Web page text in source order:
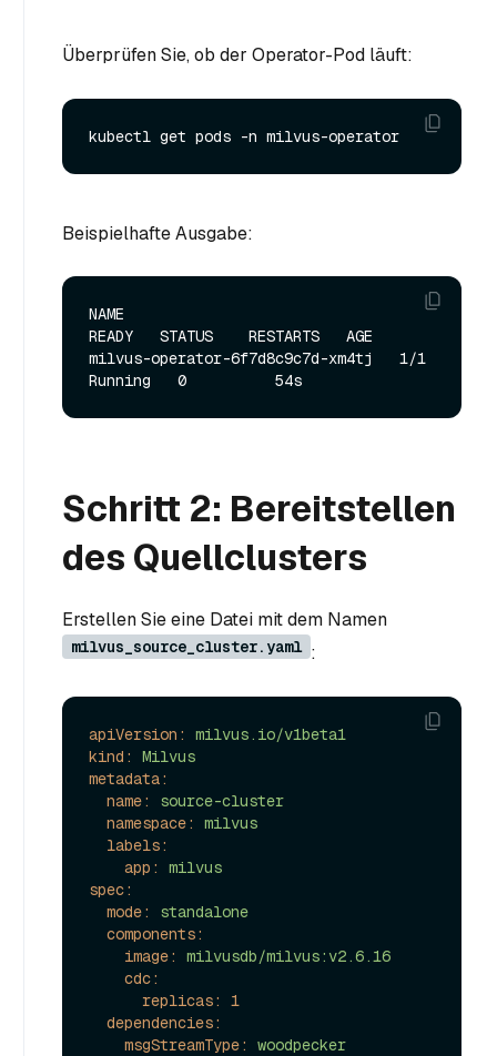
Überprüfen Sie, ob der Operator-Pod läuft:
Beispielhafte Ausgabe:
NAME
READY   STATUS    RESTARTS   AGE
milvus-operator-6f7d8c9c7d-xm4tj   1/1
Schritt 2: Bereitstellen
des Quellclusters
Erstellen Sie eine Datei mit dem Namen
milvus_source_cluster.yaml :
apiVersion:
milvus.io/v1beta1
kind:
Milvus
metadata:
name:
source-cluster
namespace:
milvus
labels:
app:
milvus
spec:
mode:
standalone
components:
image:
milvusdb/milvus:v2.6.16
cdc:
replicas:
1
dependencies:
msgStreamType:
woodpecker